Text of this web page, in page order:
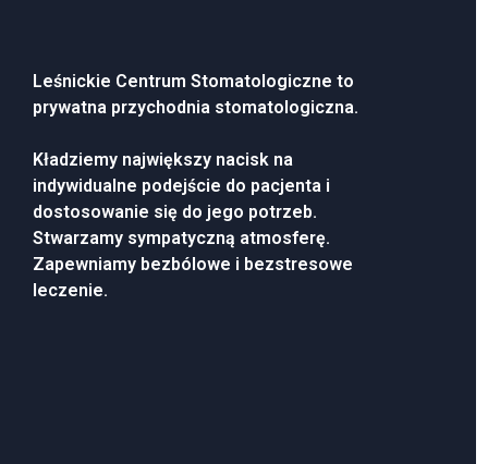
Leśnickie Centrum Stomatologiczne to
prywatna przychodnia stomatologiczna.
Kładziemy największy nacisk na
indywidualne podejście do pacjenta i
dostosowanie się do jego potrzeb.
Stwarzamy sympatyczną atmosferę.
Zapewniamy bezbólowe i bezstresowe
leczenie.